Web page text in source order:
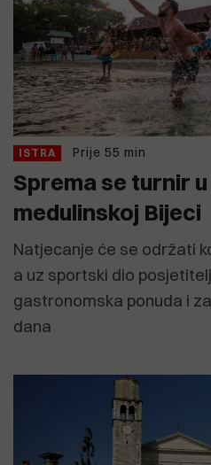
ISTRA Prije 55 min
Sprema se turnir
medulinskoj Bijeci
Natjecanje će se održati
a uz sportski dio
gastronomska ponuda i
dana